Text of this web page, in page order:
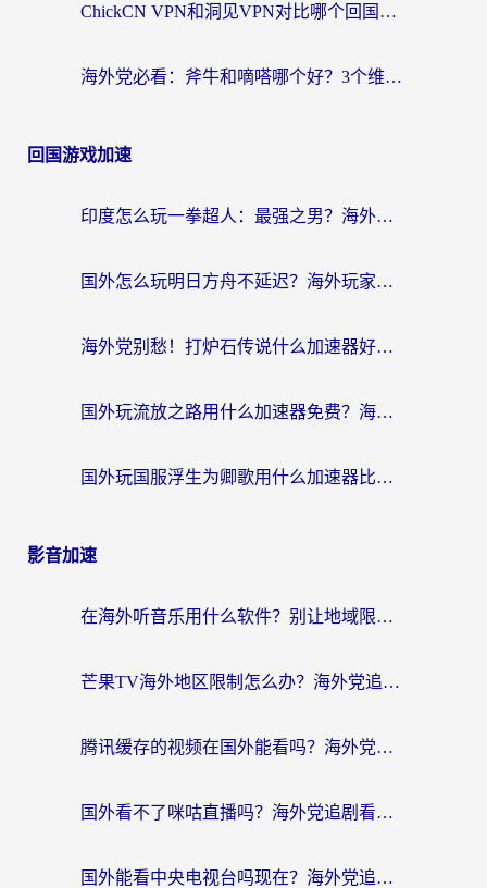
ChickCN VPN和洞见VPN对比哪个回国效果更好？海外党亲测3款加速器+避坑指南
海外党必看：斧牛和嘀嗒哪个好？3个维度教你选对回国加速器
回国游戏加速
印度怎么玩一拳超人：最强之男？海外党国服游戏加速避坑指南
国外怎么玩明日方舟不延迟？海外玩家国服游戏加速终极指南（附DNF梦幻诛仙解决方案）
海外党别愁！打炉石传说什么加速器好用？3个实用技巧解决国服游戏卡顿
国外玩流放之路用什么加速器免费？海外党亲测有效的国服游戏加速指南
国外玩国服浮生为卿歌用什么加速器比较好？海外党亲测不踩坑指南
影音加速
在海外听音乐用什么软件？别让地域限制断了你的华语歌单
芒果TV海外地区限制怎么办？海外党追剧看片的实用加速器选择指南
腾讯缓存的视频在国外能看吗？海外党追剧看片的终极解决方案
国外看不了咪咕直播吗？海外党追剧看片的加速器选择指南
国外能看中央电视台吗现在？海外党追剧看央视的实用指南